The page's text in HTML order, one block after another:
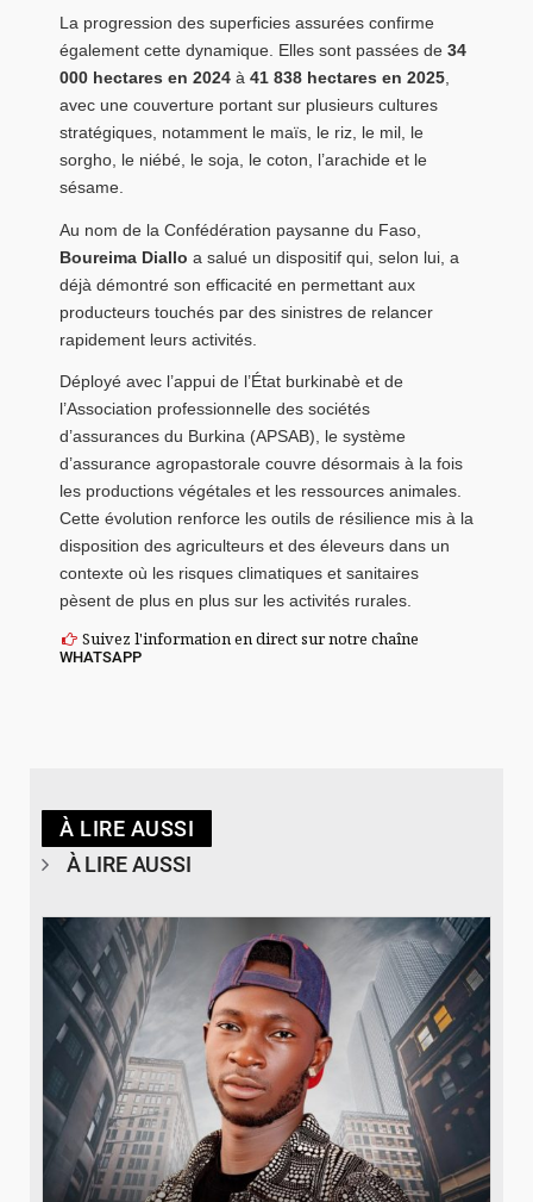
La progression des superficies assurées confirme
également cette dynamique. Elles sont passées de 34
000 hectares en 2024 à 41 838 hectares en 2025
avec une couverture portant sur plusieurs cultures
stratégiques, notamment le maïs, le riz, le mil, le
sorgho, le niébé, le soja, le coton, l’arachide et le
sésame.
Au nom de la Confédération paysanne du Faso,
Boureima Diallo a salué un dispositif qui, selon lui, a
déjà démontré son efficacité en permettant aux
producteurs touchés par des sinistres de relancer
rapidement leurs activités.
Déployé avec l’appui de l’État burkinabè et de
l’Association professionnelle des sociétés
d’assurances du Burkina (APSAB), le système
d’assurance agropastorale couvre désormais à la fois
les productions végétales et les ressources animales.
Cette évolution renforce les outils de résilience mis à la
disposition des agriculteurs et des éleveurs dans un
contexte où les risques climatiques et sanitaires
pèsent de plus en plus sur les activités rurales.
Suivez l'information en direct sur notre chaîne
WHATSAPP
À LIRE AUSSI
À LIRE AUSSI